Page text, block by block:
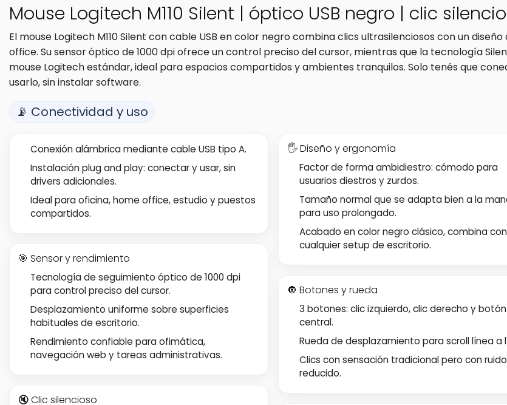
Mouse Logitech M110 Silent | óptico USB negro | clic
El mouse Logitech M110 Silent con cable USB en color negro combina clics ultrasilenciosos con un
office. Su sensor óptico de 1000 dpi ofrece un control preciso del cursor, mientras que la tecnología
mouse Logitech estándar, ideal para espacios compartidos y ambientes tranquilos. Solo tenés que
usarlo, sin instalar software.
📡 Conectividad y uso
Conexión alámbrica mediante cable USB tipo A.
Instalación plug and play: conectar y usar, sin
drivers adicionales.
Ideal para oficina, home office, estudio y puestos
compartidos.
🎯 Sensor y rendimiento
Tecnología de seguimiento óptico de 1000 dpi
para control preciso del cursor.
Desplazamiento uniforme sobre superficies
habituales de escritorio.
Rendimiento confiable para ofimática,
navegación web y tareas administrativas.
🔇 Clic silencioso
🖐️ Diseño y ergonomía
Factor de forma ambidiestro: cómodo para
usuarios diestros y zurdos.
Tamaño normal que se adapta bien a la
para uso prolongado.
Acabado en color negro clásico, combina con
cualquier setup de escritorio.
🔘 Botones y rueda
3 botones: clic izquierdo, clic derecho y botón
central.
Rueda de desplazamiento para scroll línea a
Clics con sensación tradicional pero con ruido
reducido.